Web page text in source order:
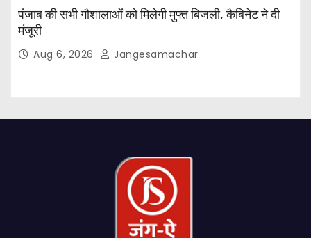
पंजाब की सभी गौशालाओं को मिलेगी मुफ्त बिजली, कैबिनेट ने दी
मंजूरी
Aug 6, 2026 Jangesamachar